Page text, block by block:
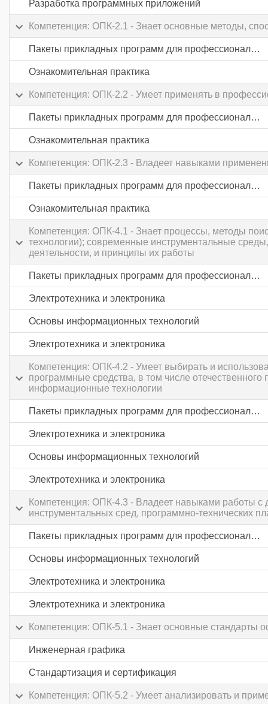
Разработка программных приложений
Компетенция: ОПК-2.1 - Знает основные методы,
Пакеты прикладных программ для профессиональной деятельности
Ознакомительная практика
Компетенция: ОПК-2.2 - Умеет применять в
Пакеты прикладных программ для профессиональной деятельности
Ознакомительная практика
Компетенция: ОПК-2.3 - Владеет навыками
Пакеты прикладных программ для профессиональной деятельности
Ознакомительная практика
Компетенция: ОПК-4.1 - Знает процессы, методы
технологии); современные инструментальные
деятельности, и принципы их работы
Пакеты прикладных программ для профессиональной деятельности
Электротехника и электроника
Основы информационных технологий
Электротехника и электроника
Компетенция: ОПК-4.2 - Умеет выбирать и
программные средства, в том числе
информационные технологии
Пакеты прикладных программ для профессиональной деятельности
Электротехника и электроника
Основы информационных технологий
Электротехника и электроника
Компетенция: ОПК-4.3 - Владеет навыками работы
инструментальных сред, программно-технических
Пакеты прикладных программ для профессиональной деятельности
Основы информационных технологий
Электротехника и электроника
Электротехника и электроника
Компетенция: ОПК-5.1 - Знает основные стандарты
Инженерная графика
Стандартизация и сертификация
Компетенция: ОПК-5.2 - Умеет анализировать и